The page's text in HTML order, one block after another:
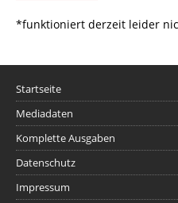
*funktioniert derzeit leider
Startseite
Mediadaten
Komplette Ausgaben
Datenschutz
Impressum